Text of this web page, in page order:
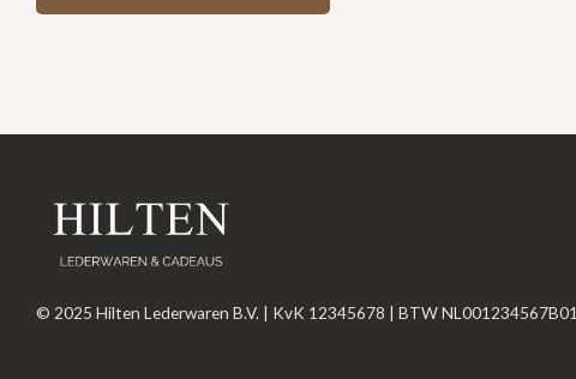
© 2025 Hilten Lederwaren B.V. | KvK 12345678 | BTW NL001234567B01